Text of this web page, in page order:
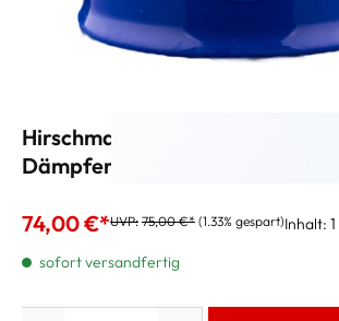
Hirschman "KR Indigo" MAX
Dämpfer Plunger
74,00 €*UVP: 75,00 €* (1.33% gespart)Inhalt:
sofort versandfertig